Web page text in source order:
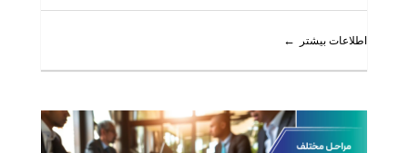
اطلاعات بیشتر